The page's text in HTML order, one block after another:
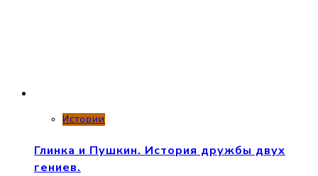
Истории
Глинка и Пушкин. История дружбы двух
гениев.